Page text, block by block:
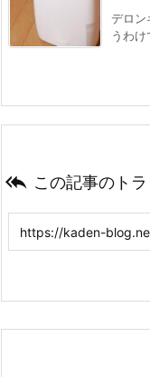
デロン
うわ
 この記事のト